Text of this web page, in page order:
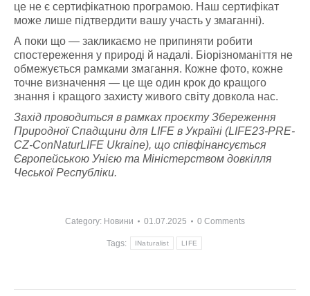
це не є сертифікатною програмою. Наш сертифікат
може лише підтвердити вашу участь у змаганні).
А поки що — закликаємо не припиняти робити
спостереження у природі й надалі. Біорізноманіття не
обмежується рамками змагання. Кожне фото, кожне
точне визначення — це ще один крок до кращого
знання і кращого захисту живого світу довкола нас.
Захід проводиться в рамках проєкту Збереження
Природної Спадщини для LIFE в Україні (LIFE23-PRE-
CZ-ConNaturLIFE Ukraine), що співфінансується
Європейською Унією та Міністерством довкілля
Чеської Республіки.
Category: Новини 01.07.2025 0 Comments
Tags: INaturalist LIFE